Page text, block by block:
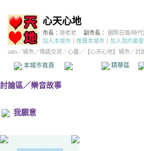
心天心地
市長： 游老老 副市長： 國際日報/時
加入本城市
推薦本城市 加入我的最愛
udn／城市／情感交流／心靈 ／ 【心天心地】城市／討
本城市首頁 精華區
討論區／樂音故事
我願意